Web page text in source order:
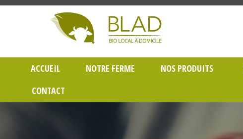
ACCUEIL NOTRE FERME NOS PRODUITS
CONTACT